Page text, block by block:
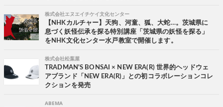
株式会社エヌエイチケイ文化センター
【NHKカルチャー】天狗、河童、狐、大蛇…。茨城県に
息づく妖怪伝承を探る特別講座「茨城県の妖怪を探る」
をNHK文化センター水戸教室で開催します。
株式会社松葉屋
TRADMAN'S BONSAI × NEW ERA(R) 世界的ヘッドウェ
アブランド「NEW ERA(R)」との初コラボレーションコレ
クションを発売
ABEMA